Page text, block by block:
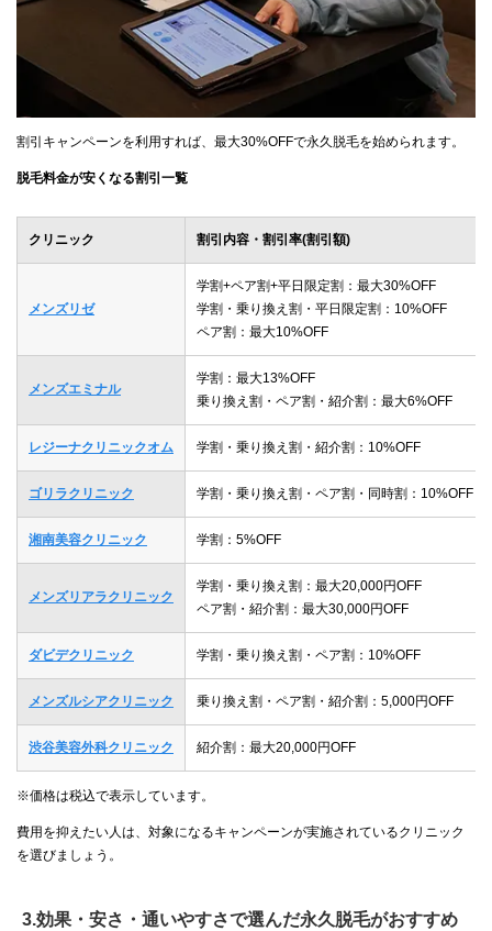
割引キャンペーンを利用すれば、最大30%OFFで永久脱毛を始められます。
脱毛料金が安くなる割引一覧
クリニック 割引内容・割引率(割引額)
メンズリゼ
学割+ペア割+平日限定割：最大30%OFF
学割・乗り換え割・平日限定割：10%OFF
ペア割：最大10%OFF
メンズエミナル
学割：最大13%OFF
乗り換え割・ペア割・紹介割：最大6%OFF
レジーナクリニックオム 学割・乗り換え割・紹介割：10%OFF
ゴリラクリニック 学割・乗り換え割・ペア割・同時割：10%OFF
湘南美容クリニック 学割：5%OFF
メンズリアラクリニック
学割・乗り換え割：最大20,000円OFF
ペア割・紹介割：最大30,000円OFF
ダビデクリニック 学割・乗り換え割・ペア割：10%OFF
メンズルシアクリニック 乗り換え割・ペア割・紹介割：5,000円OFF
渋谷美容外科クリニック 紹介割：最大20,000円OFF
※価格は税込で表示しています。
費用を抑えたい人は、対象になるキャンペーンが実施されているクリニック
を選びましょう。
3.効果・安さ・通いやすさで選んだ永久脱毛がおすすめ